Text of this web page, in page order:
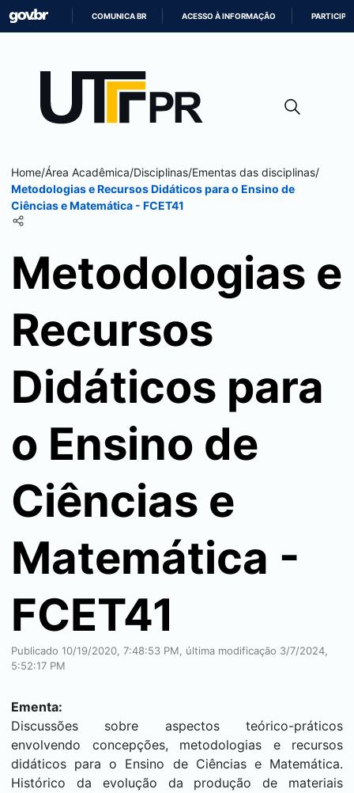
CONTEÚDO
COMUNICA BR ACESSO À INFORMAÇÃO PARTICIPE
Home/Área Acadêmica/Disciplinas/Ementas das disciplinas/
Metodologias e Recursos Didáticos para o Ensino de
Ciências e Matemática - FCET41
Metodologias e
Recursos
Didáticos para
o Ensino de
Ciências e
Matemática -
FCET41
Publicado 10/19/2020, 7:48:53 PM, última modificação 3/7/2024,
5:52:17 PM
Ementa:
Discussões sobre aspectos teórico-práticos
envolvendo concepções, metodologias e recursos
didáticos para o Ensino de Ciências e Matemática.
Histórico da evolução da produção de materiais